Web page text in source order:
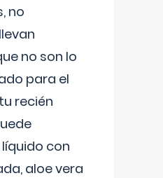
no
no son lo
para el
recién
con
aloe vera